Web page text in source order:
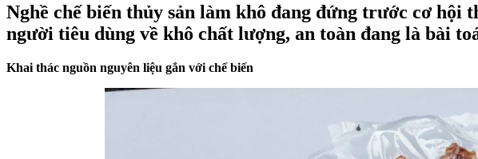
Nghề chế biến thủy sản làm khô đang đứng trước cơ
người tiêu dùng về khô chất lượng, an toàn đang là bài
Khai thác nguồn nguyên liệu gắn với chế biến